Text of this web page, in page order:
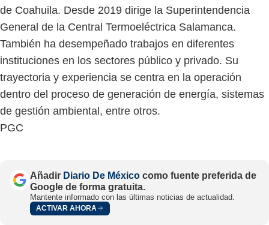
de Coahuila. Desde 2019 dirige la Superintendencia
General de la Central Termoeléctrica Salamanca.
También ha desempeñado trabajos en diferentes
instituciones en los sectores público y privado. Su
trayectoria y experiencia se centra en la operación
dentro del proceso de generación de energía, sistemas
de gestión ambiental, entre otros.
PGC
Añadir Diario De México como fuente preferida de
Google de forma gratuita.
Mantente informado con las últimas noticias de actualidad.
ACTIVAR AHORA